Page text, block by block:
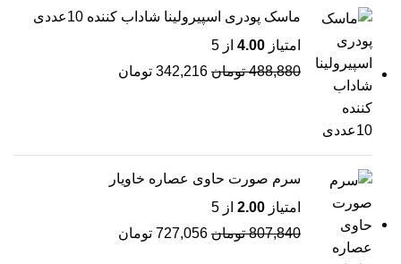
ماسک پودری اسپیرولینا شاداب کننده 10عددی
امتیاز 4.00 از 5
488,880 تومان 342,216 تومان
سرم صورت حاوی عصاره خاویار
امتیاز 2.00 از 5
807,840 تومان 727,056 تومان